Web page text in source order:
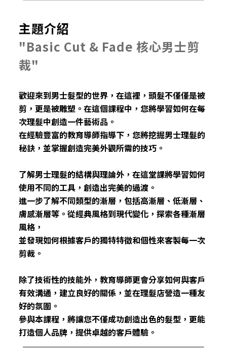
主題介紹
"Basic Cut & Fade 核心男士剪
裁"
歡迎來到男士髮型的世界，在這裡，頭髮不僅僅是被
剪，更是被雕塑。在這個課程中，您將學習如何在每
次理髮中創造一件藝術品。
在經驗豐富的教育導師指導下，您將挖掘男士理髮的
秘訣，並掌握創造完美外觀所需的技巧。
了解男士理髮的結構與理論外，在這堂課將學習如何
使用不同的工具， 創造出完美的過渡。
進一步了解不同類型的漸層，包括高漸層、低漸層、
膚感漸層等。 從經典風格到現代變化，探索各種漸層
風格，
並發現如何根據客戶的獨特特徵和個性來客製每一次
剪裁。
除了技術性的技能外，教育導師更會分享如何與客戶
有效溝通，建立良好的關係，並在理髮店營造一種友
好的氛圍。
參與本課程，將讓您不僅成功創造出色的髮型 ，更能
打造個人品牌，提供卓越的客戶體驗。